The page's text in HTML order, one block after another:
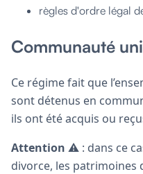
règles d'ordre légal
Communauté
Ce régime fait que
sont détenus en
ils ont été acquis ou
Attention ⚠️ : dans ce
divorce, les patrimoines